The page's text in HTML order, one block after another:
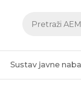
Sustav javne